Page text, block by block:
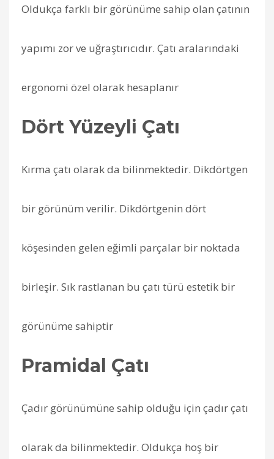
Oldukça farklı bir görünüme sahip olan çatının
yapımı zor ve uğraştırıcıdır. Çatı aralarındaki
ergonomi özel olarak hesaplanır
Dört Yüzeyli Çatı
Kırma çatı olarak da bilinmektedir. Dikdörtgen
bir görünüm verilir. Dikdörtgenin dört
köşesinden gelen eğimli parçalar bir noktada
birleşir. Sık rastlanan bu çatı türü estetik bir
görünüme sahiptir
Pramidal Çatı
Çadır görünümüne sahip olduğu için çadır çatı
olarak da bilinmektedir. Oldukça hoş bir